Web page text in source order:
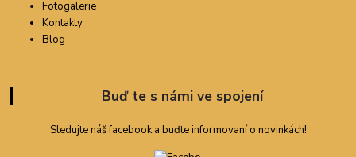
Fotogalerie
Kontakty
Blog
Buď te s námi ve spojení
Sledujte náš facebook a buďte informovaní o novinkách!